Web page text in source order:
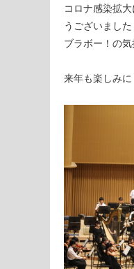
コロナ感染拡
うございました
ブラボー！の
来年も楽しみに